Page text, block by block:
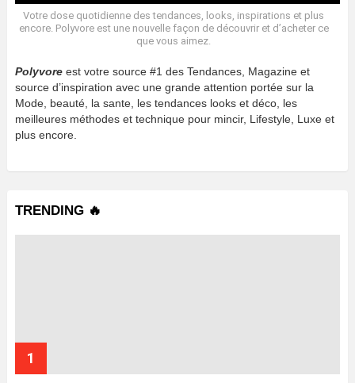
Votre dose quotidienne des tendances, looks, inspirations et plus
encore. Polyvore est une nouvelle façon de découvrir et d’acheter ce
que vous aimez.
Polyvore est votre source #1 des Tendances, Magazine et
source d’inspiration avec une grande attention portée sur la
Mode, beauté, la sante, les tendances looks et déco, les
meilleures méthodes et technique pour mincir, Lifestyle, Luxe et
plus encore.
TRENDING 🔥